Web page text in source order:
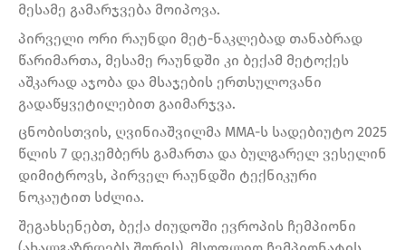
მესამე გამარჯვება მოიპოვა.
პირველი ორი რაუნდი მეტ-ნაკლებად თანაბრად
წარიმართა, მესამე რაუნდში კი ბექამ მეტოქეს
აშკარად აჯობა და მსაჯების ერთსულოვანი
გადაწყვეტილებით გაიმარჯვა.
ცნობისთვის, ღვინიაშვილმა MMA-ს სადებიუტო 2025
წლის 7 დეკემბერს გამართა და ბულგარელ ვესელინ
დიმიტროვს, პირველ რაუნდში ტექნიკური
ნოკაუტით სძლია.
შეგახსენებთ, ბექა ძიუდოში ევროპის ჩემპიონი